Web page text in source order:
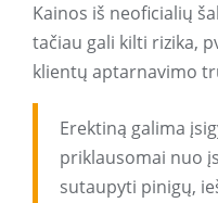
Kainos iš neoficialių
tačiau gali kilti rizika,
klientų aptarnavimo
Erektiną galima
priklausomai nuo
sutaupyti pinigų,